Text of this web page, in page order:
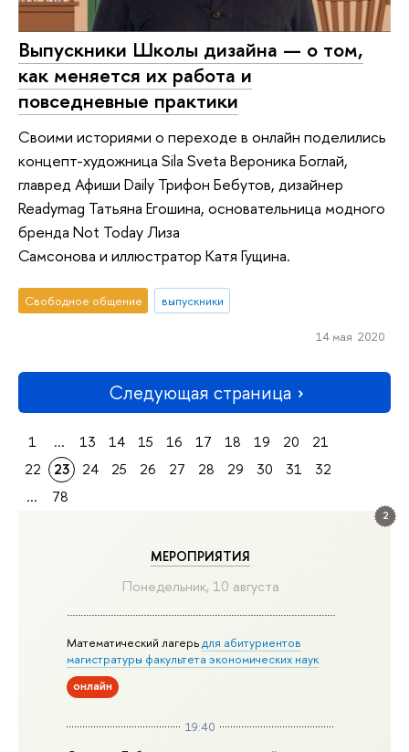
2
МЕРОПРИЯТИЯ
Понедельник, 10 августа
Математический лагерьдля абитуриентов
магистратуры факультета экономических наук
онлайн
19:40
Выпускники Школы дизайна — о том,
как меняется их работа и
повседневные практики
Своими историями о переходе в онлайн поделились
концепт-художница Sila Sveta Вероника Боглай,
главред Афиши Daily Трифон Бебутов, дизайнер
Readymag Татьяна Егошина, основательница модного
бренда Not Today Лиза
Самсонова и иллюстратор Катя Гущина.
Свободное общение выпускники
14 мая 2020
Следующая страница
1 ... 13 14 15 16 17 18 19 20
21
22
23 24 25 26 27 28 29 30 31
32
...
78